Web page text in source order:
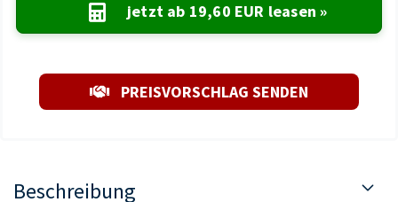
jetzt ab 19,60 EUR leasen »
PREISVORSCHLAG SENDEN
Beschreibung